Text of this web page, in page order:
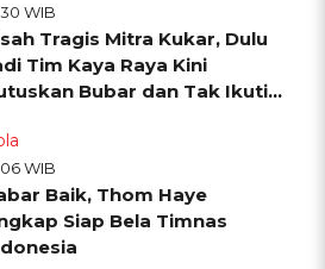
WIB
Tragis Mitra Kukar, Dulu
Tim Kaya Raya Kini
Bubar dan Tak Ikuti
WIB
Baik, Thom Haye
Siap Bela Timnas